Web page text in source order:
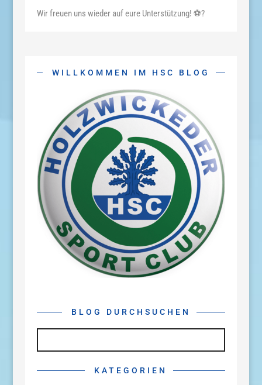
Wir freuen uns wieder auf eure Unterstützung! ⚽️?
WILLKOMMEN IM HSC BLOG
BLOG DURCHSUCHEN
KATEGORIEN